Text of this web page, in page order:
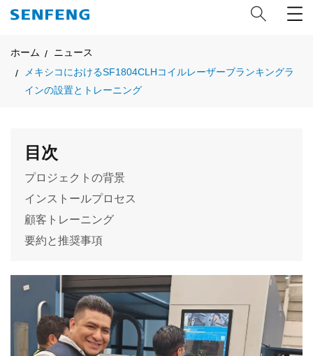
ホーム
ニュース
メキシコにおけるSF1804CLHコイルレーザーブランキングラ
インの設置とトレーニング
目次
プロジェクトの背景
インストールプロセス
顧客トレーニング
要約と推奨事項